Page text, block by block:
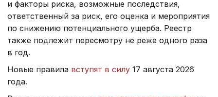
и факторы риска, возможные последствия,
ответственный за риск, его оценка и мероприятия
по снижению потенциального ущерба. Реестр
также подлежит пересмотру не реже одного раза
в год.
Новые правила вступят в силу 17 августа 2026
года.